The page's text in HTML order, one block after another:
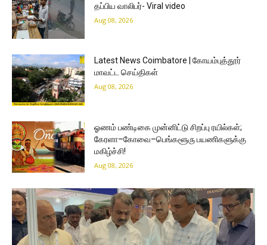
தப்பிய வாலிபர்- Viral video
Aug 08, 2026
Latest News Coimbatore | கோயம்புத்தூர்
மாவட்ட செய்திகள்
Aug 08, 2026
ஓணம் பண்டிகை முன்னிட்டு சிறப்பு ரயில்கள்;
கேரளா–கோவை–பெங்களூரு பயணிகளுக்கு
மகிழ்ச்சி!
Aug 08, 2026